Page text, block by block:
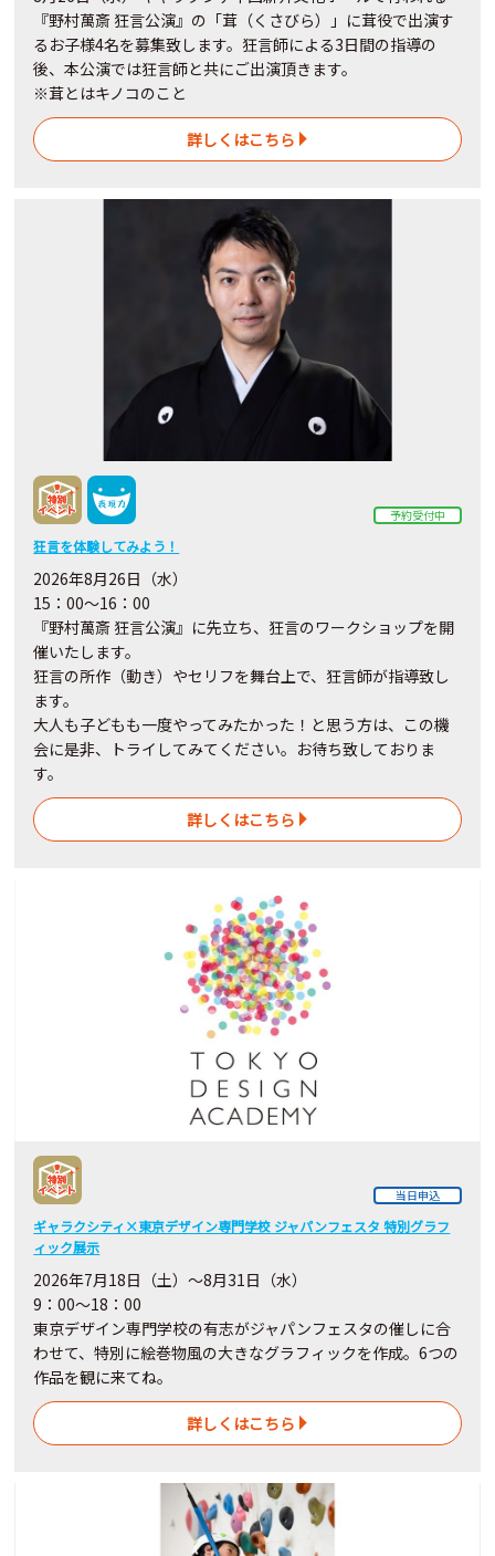
『野村萬斎 狂言公演』の「茸（くさびら）」に茸役で出演す
るお子様4名を募集致します。狂言師による3日間の指導の
後、本公演では狂言師と共にご出演頂きます。
※茸とはキノコのこと
詳しくはこちら
予約受付中
狂言を体験してみよう！
2026年8月26日（水）
15：00～16：00
『野村萬斎 狂言公演』に先立ち、狂言のワークショップを開
催いたします。
狂言の所作（動き）やセリフを舞台上で、狂言師が指導致し
ます。
大人も子どもも一度やってみたかった！と思う方は、この機
会に是非、トライしてみてください。お待ち致しておりま
す。
詳しくはこちら
当日申込
ギャラクシティ×東京デザイン専門学校 ジャパンフェスタ 特別グラフ
ィック展示
2026年7月18日（土）～8月31日（水）
9：00～18：00
東京デザイン専門学校の有志がジャパンフェスタの催しに合
わせて、特別に絵巻物風の大きなグラフィックを作成。6つの
作品を観に来てね。
詳しくはこちら